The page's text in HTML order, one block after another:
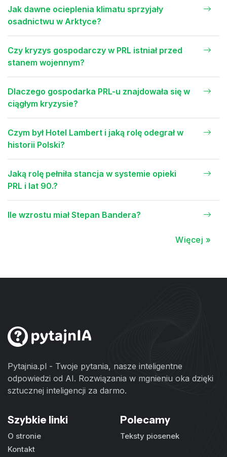
Jak dawne ocieplenia klimatu sprzyjały
osadnictwu w Arktyce?
Czy kryzys gospodarczy w PRL istniał przed
stanem wojennym?
Dlaczego gospodarka PRL-u znajdowała się w
ciągłym kryzysie?
Czym był Hotel Lambert i jaką rolę odegrał w
historii Polski?
Jaką rolę pełniła stancja w systemie opieki
PRL i lat 90.?
Ile wzrostu miał Stepan Bandera?
Więcej »
Pytajnia.pl - Twoje pytania, nasze inteligentne
odpowiedzi od AI. Rozwiązania w mgnieniu oka dzięki
sztucznej inteligencji za darmo.
Szybkie linki
O stronie
Kontakt
Polecamy
Teksty piosenek